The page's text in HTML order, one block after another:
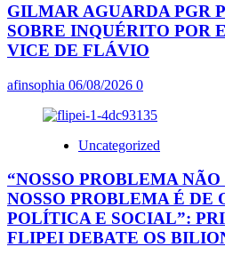
GILMAR AGUARDA PGR
SOBRE INQUÉRITO POR
VICE DE FLÁVIO
afinsophia 06/08/2026 0
Uncategorized
“NOSSO PROBLEMA
NOSSO PROBLEMA É DE
POLÍTICA E SOCIAL”:
FLIPEI DEBATE OS